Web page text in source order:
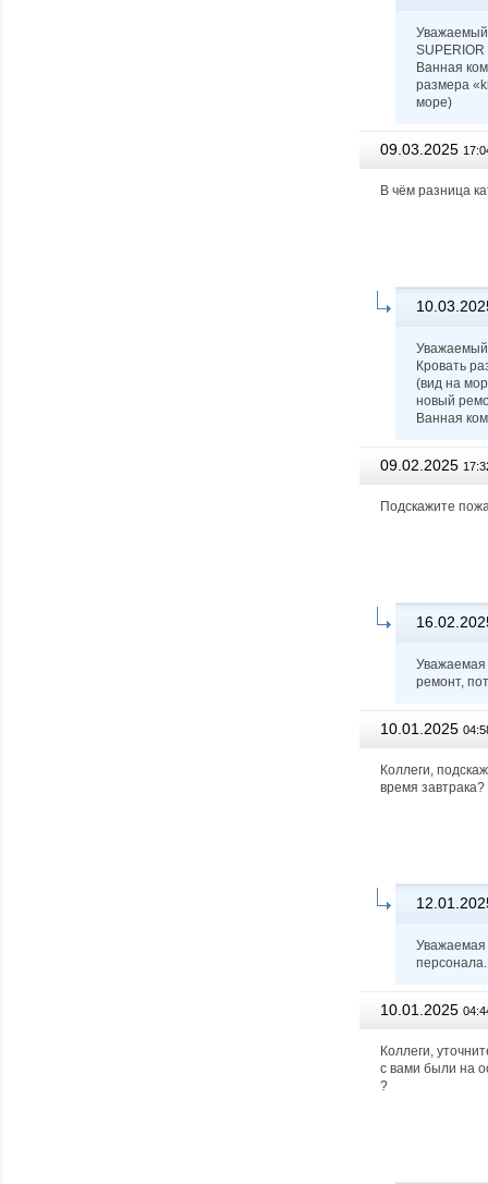
Уважаемый
Ванная
размера
море)
09.03.2025
В чём разница
Уважаемый
Кровать
(вид на
новый
Ванная
09.02.2025
Подскажите
Уважаемая
ремонт,
10.01.2025
Коллеги,
время завтрака?
Уважаемая
10.01.2025
Коллеги,
с вами были на
?